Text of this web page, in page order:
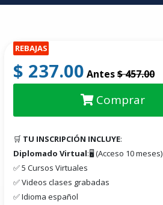
REBAJAS
$ 237.00 Antes$ 457.00
Comprar
🛒 TU INSCRIPCIÓN INCLUYE:
Diplomado Virtual:🖥️ (Acceso 10 meses)
✅ 5 Cursos Virtuales
✅ Videos clases grabadas
✅ Idioma español